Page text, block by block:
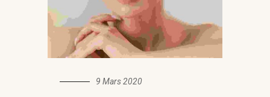
9 Mars 2020